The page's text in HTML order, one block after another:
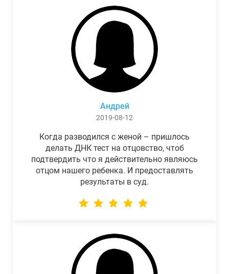
Андрей
2019-08-12
Когда разводился с женой – пришлось
делать ДНК тест на отцовство, чтоб
подтвердить что я действительно являюсь
отцом нашего ребенка. И предоставлять
результаты в суд.